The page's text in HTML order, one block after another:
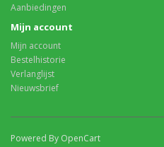
Aanbiedingen
Mijn account
Mijn account
Bestelhistorie
Verlanglijst
Nieuwsbrief
Powered By OpenCart